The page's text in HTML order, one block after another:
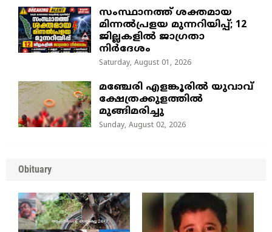
സംസ്ഥാനത്ത് ശക്തമായ
മിന്നൽപ്രളയ മുന്നറിയിപ്പ്; 12
ജില്ലകളിൽ ജാഗ്രതാ
നിർദേശം
Saturday, August 01, 2026
മഞ്ചേരി എളങ്കൂരിൽ യുവാവ്
ക്ഷേത്രക്കുളത്തിൽ
മുങ്ങിമരിച്ചു
Sunday, August 02, 2026
Obituary